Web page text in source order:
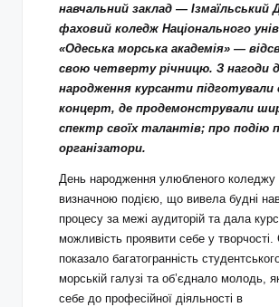
навчальний заклад — Ізмаїльський
фаховий коледж Національного
«Одеська морська академія» —
свою четверту річницю. З нагоди
народження курсанти
концерт, де продемонстрували
спектр своїх талантів; про подію
організатори.
День народження улюбленого коледжу
визначною подією, що вивела будні
процесу за межі аудиторій та дала
можливість проявити себе у творчості.
показало багатогранність
морській галузі та об’єднало молодь,
себе до професійної діяльності в